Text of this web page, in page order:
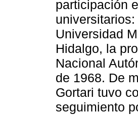
participación
Universidad
Hidalgo, la
Nacional
de 1968. De
Gortari tuvo
seguimiento